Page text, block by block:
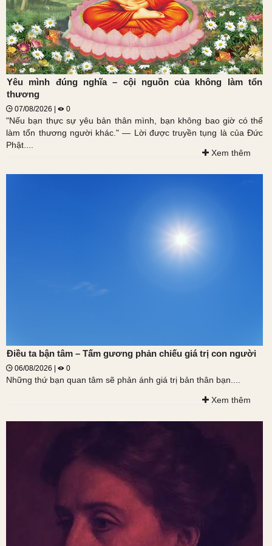
Yêu mình đúng nghĩa – cội nguồn của không làm tổn
thương
07/08/2026 | 0
"Nếu bạn thực sự yêu bản thân mình, bạn không bao giờ có thể
làm tổn thương người khác." — Lời được truyền tụng là của Đức
Phật....
Xem thêm
Điều ta bận tâm – Tấm gương phản chiếu giá trị con người
06/08/2026 | 0
Những thứ bạn quan tâm sẽ phản ánh giá trị bản thân bạn....
Xem thêm